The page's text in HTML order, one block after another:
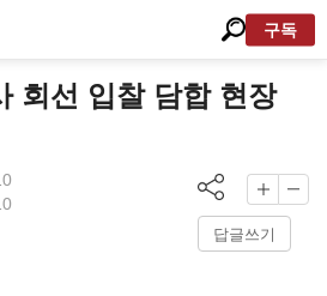
구독
회선 입찰 담합 현장
답글쓰기